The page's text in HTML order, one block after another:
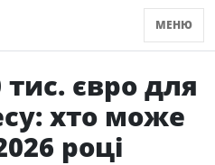
МЕНЮ
євро для
хто може
році